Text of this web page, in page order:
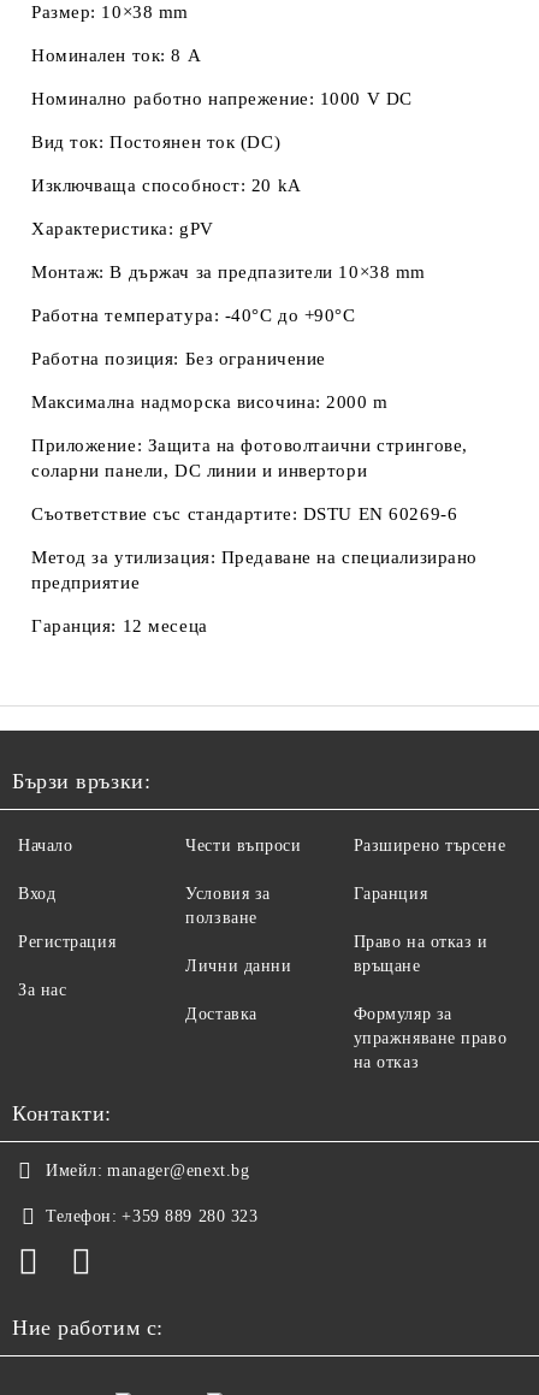
Размер: 10×38 mm
Номинален ток: 8 A
Номинално работно напрежение: 1000 V DC
Вид ток: Постоянен ток (DC)
Изключваща способност: 20 kA
Характеристика: gPV
Монтаж: В държач за предпазители 10×38 mm
Работна температура: -40°C до +90°C
Работна позиция: Без ограничение
Максимална надморска височина: 2000 m
Приложение: Защита на фотоволтаични стрингове,
соларни панели, DC линии и инвертори
Съответствие със стандартите: DSTU EN 60269-6
Метод за утилизация: Предаване на специализирано
предприятие
Гаранция: 12 месеца
Бързи връзки:
Начало
Вход
Регистрация
За нас
Чести въпроси
Условия за
ползване
Лични данни
Доставка
Разширено търсене
Гаранция
Право на отказ и
връщане
Формуляр за
упражняване право
на отказ
Контакти:
Имейл: manager@enext.bg
Телефон: +359 889 280 323
Ние работим с: